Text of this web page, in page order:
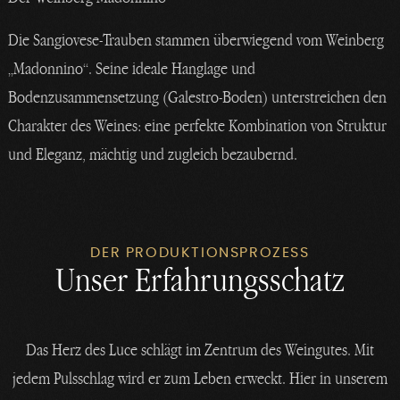
Die Sangiovese-Trauben stammen überwiegend vom Weinberg
„Madonnino“. Seine ideale Hanglage und
Bodenzusammensetzung (Galestro-Boden) unterstreichen den
Charakter des Weines: eine perfekte Kombination von Struktur
und Eleganz, mächtig und zugleich bezaubernd.
DER PRODUKTIONSPROZESS
Unser Erfahrungsschatz
Das Herz des Luce schlägt im Zentrum des Weingutes. Mit
jedem Pulsschlag wird er zum Leben erweckt. Hier in unserem